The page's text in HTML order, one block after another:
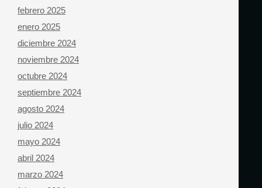
febrero 2025
enero 2025
diciembre 2024
noviembre 2024
octubre 2024
septiembre 2024
agosto 2024
julio 2024
mayo 2024
abril 2024
marzo 2024